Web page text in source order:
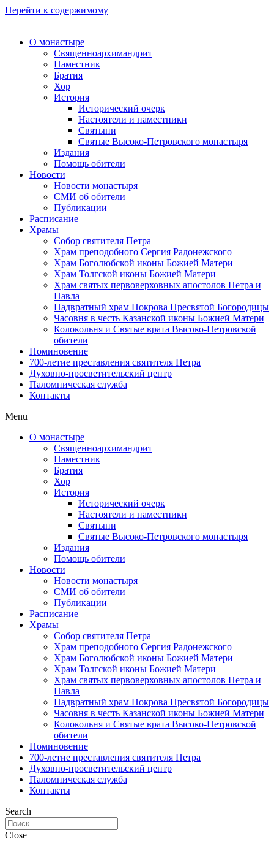
Перейти к содержимому
О монастыре
Священноархимандрит
Наместник
Братия
Хор
История
Исторический очерк
Настоятели и наместники
Святыни
Святые Высоко-Петровского монастыря
Издания
Помощь обители
Новости
Новости монастыря
СМИ об обители
Публикации
Расписание
Храмы
Собор святителя Петра
Храм преподобного Сергия Радонежского
Храм Боголюбской иконы Божией Матери
Храм Толгской иконы Божией Матери
Храм святых первоверховных апостолов Петра и
Павла
Надвратный храм Покрова Пресвятой Богородицы
Часовня в честь Казанской иконы Божией Матери
Колокольня и Святые врата Высоко-Петровской
обители
Поминовение
700-летие преставления святителя Петра
Духовно-просветительский центр
Паломническая служба
Контакты
Menu
О монастыре
Священноархимандрит
Наместник
Братия
Хор
История
Исторический очерк
Настоятели и наместники
Святыни
Святые Высоко-Петровского монастыря
Издания
Помощь обители
Новости
Новости монастыря
СМИ об обители
Публикации
Расписание
Храмы
Собор святителя Петра
Храм преподобного Сергия Радонежского
Храм Боголюбской иконы Божией Матери
Храм Толгской иконы Божией Матери
Храм святых первоверховных апостолов Петра и
Павла
Надвратный храм Покрова Пресвятой Богородицы
Часовня в честь Казанской иконы Божией Матери
Колокольня и Святые врата Высоко-Петровской
обители
Поминовение
700-летие преставления святителя Петра
Духовно-просветительский центр
Паломническая служба
Контакты
Search
Close